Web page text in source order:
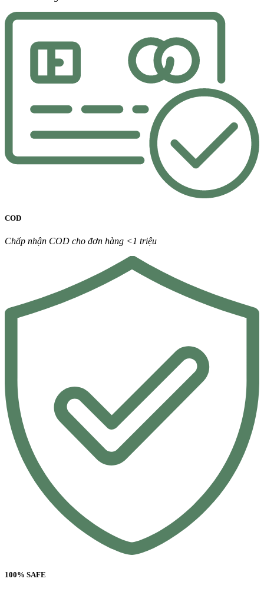
COD
Chấp nhận COD cho đơn hàng <1 triệu
100% SAFE